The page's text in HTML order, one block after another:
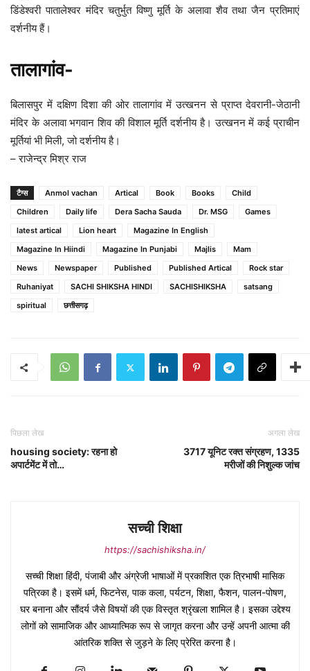
डिंडेश्वरी पातालेश्वर मंदिर चतुर्भुत विष्णु मूर्ति के अलावा शैव तथा जैन प्रतिमाएं
दर्शनीय हैं।
तालागांव-
बिलासपुर में दक्षिण दिशा की ओर तालागांव में उत्खनन से प्राप्त देवरानी-जेठानी
मंदिर के अलावा भगवान शिव की विशाल मूर्ति दर्शनीय है। उत्खनन में कई प्राचीन
मूर्तियां भी मिली, जो दर्शनीय है।
– राजेन्द्र मिश्र राज
टैग्स Anmol vachan Artical Book Books
Child
Children
Daily life Dera Sacha Sauda Dr. MSG
Games
latest artical
Lion heart
Magazine In English
Magazine In Hiindi
Magazine In Punjabi Majlis
Mam
News
Newspaper Published Published Artical
Rock star
Ruhaniyat
SACHI SHIKSHA HINDI SACHISHIKSHA
satsang
spiritual
छत्तीसगढ़
पिछला लेख
housing society: रहना हो
अपार्टमेंट में तो…
अगला लेख
3717 यूनिट रक्त संग्रहण, 1335
मरीजों की निशुल्क जांच
सच्ची शिक्षा
https://sachishiksha.in/
सच्ची शिक्षा हिंदी, पंजाबी और अंग्रेजी भाषाओं में प्रकाशित एक त्रिभाषी मासिक
पत्रिका है। इसमें धर्म, फिटनेस, पाक कला, पर्यटन, शिक्षा, फैशन, पालन-पोषण,
घर बनाना और सौंदर्य जैसे विषयों की एक विस्तृत श्रृंखला शामिल है। इसका उद्देश्य
लोगों को सामाजिक और आध्यात्मिक रूप से जागृत करना और उन्हें अपनी आत्मा की
आंतरिक शक्ति से जुड़ने के लिए प्रेरित करना है।